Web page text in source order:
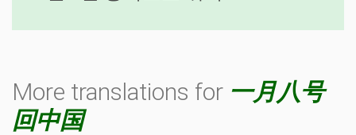
More translations for 一月八号
回中国